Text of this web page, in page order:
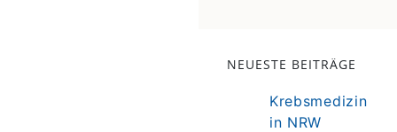
NEUESTE BEITRÄGE
Krebsmedizin
in NRW